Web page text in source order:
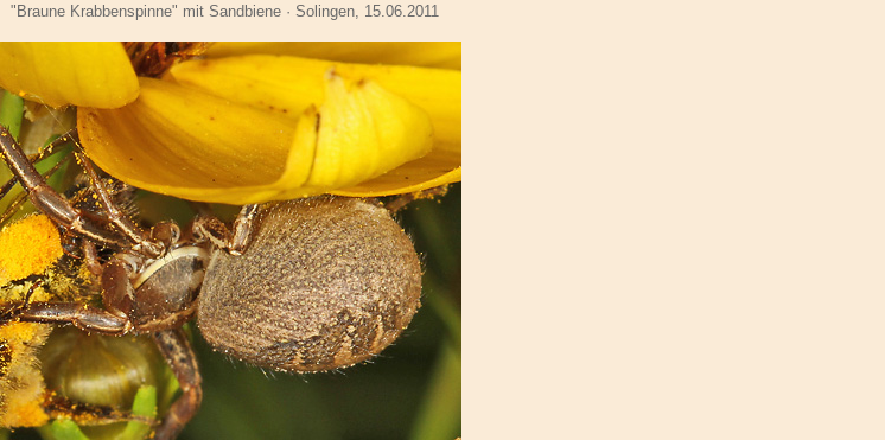
"Braune Krabbenspinne" mit Sandbiene · Solingen, 15.06.2011